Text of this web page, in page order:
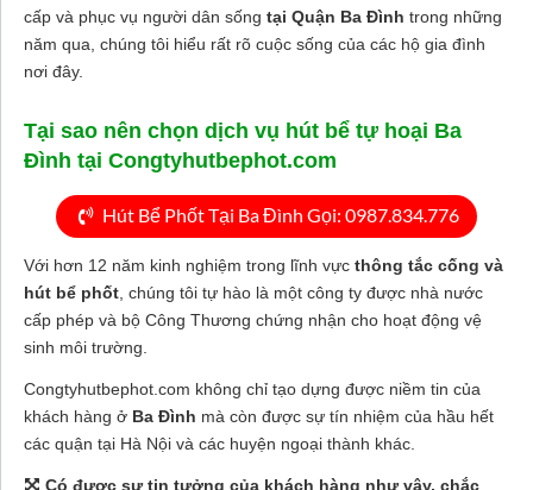
cấp và phục vụ người dân sống tại Quận Ba Đình trong những
năm qua, chúng tôi hiểu rất rõ cuộc sống của các hộ gia đình
nơi đây.
Tại sao nên chọn dịch vụ hút bể tự hoại Ba
Đình tại Congtyhutbephot.com
Hút Bể Phốt Tại Ba Đình Gọi: 0987.834.776
Với hơn 12 năm kinh nghiệm trong lĩnh vực thông tắc cống và
hút bể phốt , chúng tôi tự hào là một công ty được nhà nước
cấp phép và bộ Công Thương chứng nhận cho hoạt động vệ
sinh môi trường.
Congtyhutbephot.com không chỉ tạo dựng được niềm tin của
khách hàng ở Ba Đình mà còn được sự tín nhiệm của hầu hết
các quận tại Hà Nội và các huyện ngoại thành khác.
Có được sự tin tưởng của khách hàng như vậy, chắc